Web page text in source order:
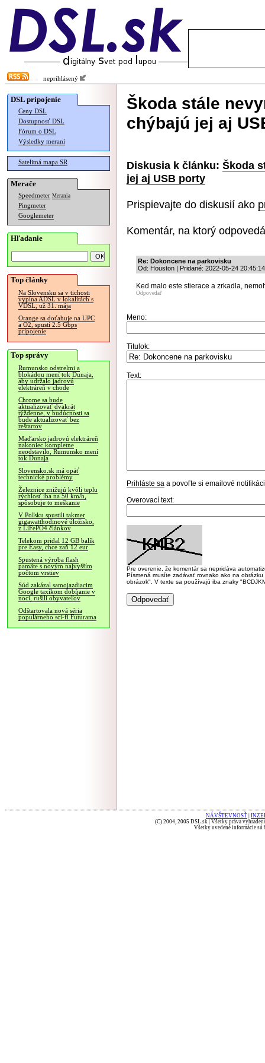
neprihlásený
DSL pripojenie
Ceny DSL
Dostupnosť DSL
Fórum o DSL
Výsledky meraní
Satelitná mapa SR
Merače
Speedmeter Merania
Pingmeter
Googlemeter
Hľadanie
Top články
Na Slovensku sa v tichosti
vypína ADSL v lokalitách s
VDSL, už 31. mája
Orange sa doťahuje na UPC
a O2, spustí 2.5 Gbps
pripojenie
Top správy
Rumunsko odstrelmi a
blokádou mení tok Dunaja,
aby udržalo jadrovú
elektráreň v chode
Chrome sa bude
aktualizovať dvakrát
týždenne, v budúcnosti sa
bude aktualizovať bez
reštartov
Maďarsko jadrovú elektráreň
nakoniec kompletne
neodstavilo, Rumunsko mení
tok Dunaja
Slovensko.sk má opäť
technické problémy
Železnice znižujú kvôli teplu
rýchlosť iba na 50 km/h,
spôsobuje to meškanie
V Poľsku spustili takmer
gigawatthodinové úložisko,
z LiFePO4 článkov
Telekom pridal 12 GB balík
pre Easy, chce zaň 12 eur
Spustená výroba flash
pamäte s novým najvyšším
počtom vrstiev
Súd zakázal samojazdiacim
Google taxíkom dobíjanie v
noci, rušili obyvateľov
Odštartovala nová séria
populárneho sci-fi Futurama
Škoda stále
chýbajú jej aj
Diskusia k článku: Škoda
jej aj USB porty
Prispievajte do diskusií ako
Komentár, na ktorý
Re: Dokoncene na parkovisku
Od: Houston | Pridané: 2022-05-24 20:45:14
Ked malo este stierace a zrkadla,
Odpovedať
Meno:
Titulok:
Text:
Prihláste sa a povoľte si emailové
Overovací text:
Pre overenie, že komentár sa nepridáva
Písmená musíte zadávať rovnako ako na
obrázok". V texte sa používajú iba znaky
NÁVŠTEVNOSŤ
(C) 2004, 2005 DSL.sk | Všetky práva
Všetky uvedené informácie sú